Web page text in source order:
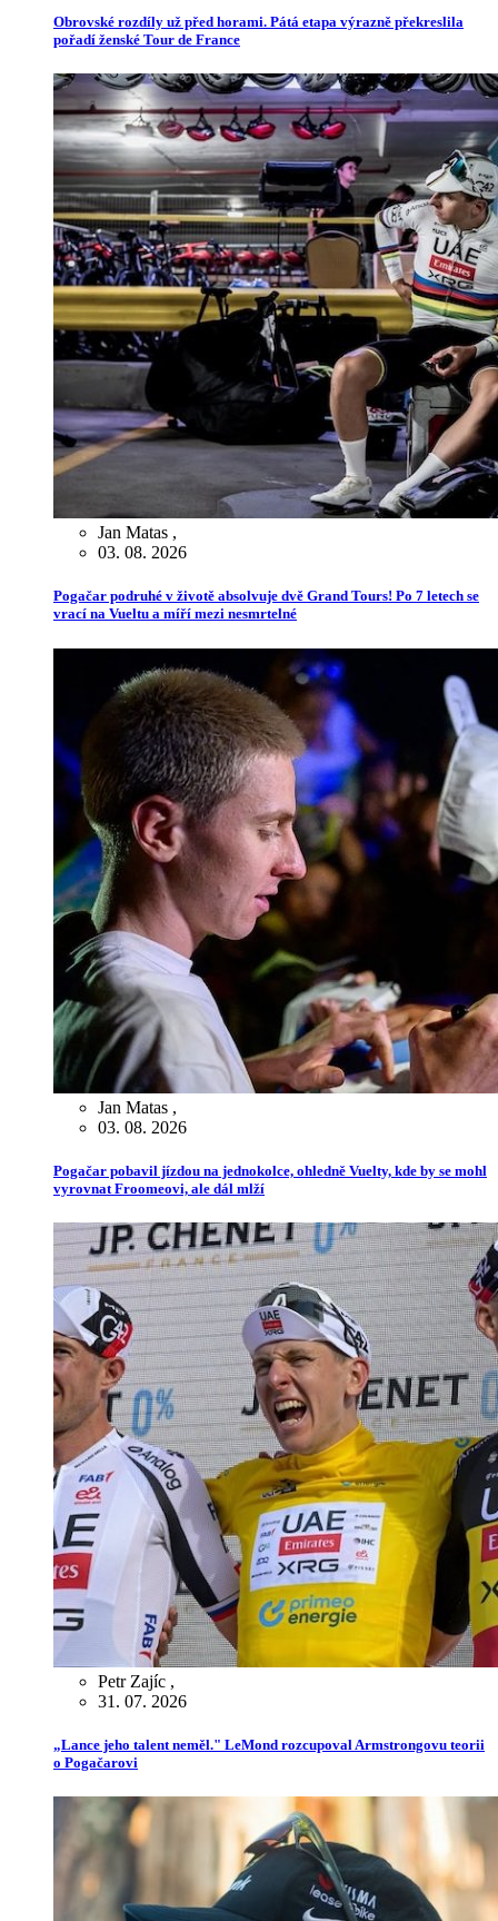
Obrovské rozdíly už před horami. Pátá etapa výrazně překreslila
pořadí ženské Tour de France
Jan Matas ,
03. 08. 2026
Pogačar podruhé v životě absolvuje dvě Grand Tours! Po 7 letech se
vrací na Vueltu a míří mezi nesmrtelné
Jan Matas ,
03. 08. 2026
Pogačar pobavil jízdou na jednokolce, ohledně Vuelty, kde by se mohl
vyrovnat Froomeovi, ale dál mlží
Petr Zajíc ,
31. 07. 2026
„Lance jeho talent neměl." LeMond rozcupoval Armstrongovu teorii
o Pogačarovi